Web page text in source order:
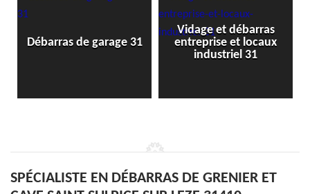
de garage 31
Vidage et débarras
entreprise et locaux
Débarras de
cave
SPÉCIALISTE EN DÉBARRAS DE GRENIER ET